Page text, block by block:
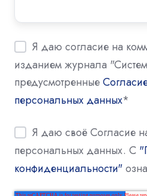
Я даю согласие на
изданием журнала
предусмотренные
персональных данных*
Я даю своё Согласие
персональных данных. С
конфиденциальности"